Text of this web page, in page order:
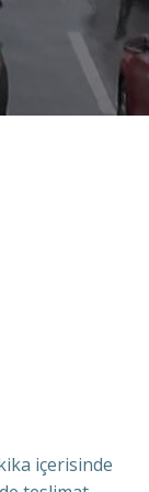
içerisinde